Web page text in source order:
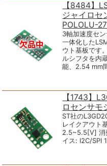
【8484】
ジャイロ
POLOLU-
3軸加速度セ
一体化した
ウト基板です
ルシフタを内
能、2.54 mm
【1743】
ロセンサ
ST社の
レイクアウト
2.5~5.5[V] 消
イス: I2C/SPI